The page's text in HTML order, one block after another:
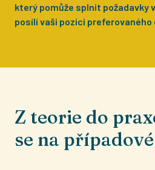
který pomůže splnit požadavky
posílí vaši pozici preferovaného
Z teorie do
se na